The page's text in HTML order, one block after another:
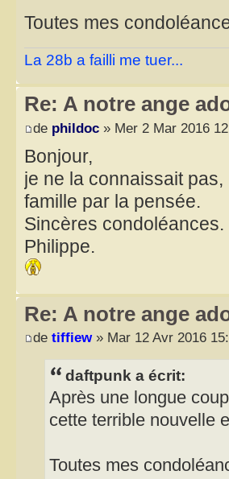
Toutes mes
La 28b a failli me tuer...
Re: A notre ange
de phildoc » Mer 2 Mar 2016
Bonjour,
je ne la connaissait
famille par la pensée.
Sincères condoléances.
Philippe.
Re: A notre ange
de tiffiew» Mar 12 Avr 2016
daftpunk a écrit:
Après une longue
cette terrible nouvelle
Toutes mes